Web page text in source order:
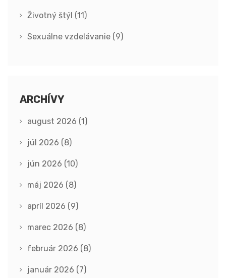
Životný štýl (11)
Sexuálne vzdelávanie (9)
ARCHÍVY
august 2026 (1)
júl 2026 (8)
jún 2026 (10)
máj 2026 (8)
apríl 2026 (9)
marec 2026 (8)
február 2026 (8)
január 2026 (7)